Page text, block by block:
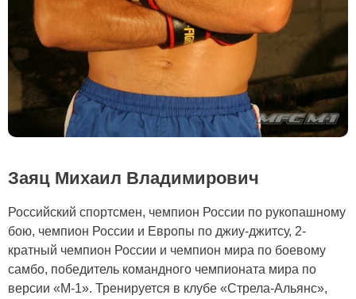
Заяц Михаил Владимирович
Российский спортсмен, чемпион России по рукопашному
бою, чемпион России и Европы по джиу-джитсу, 2-
кратный чемпион России и чемпион мира по боевому
самбо, победитель командного чемпионата мира по
версии «M-1». Тренируется в клубе «Стрела-Альянс»,